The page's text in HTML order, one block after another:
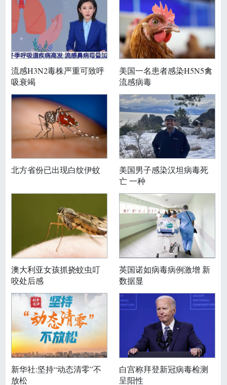
流感H3N2毒株严重可致呼
吸衰竭
美国一名患者感染H5N5禽
流感病毒
北方省份已出现白纹伊蚊
美国男子感染汉坦病毒死
亡 一种
澳大利亚女孩抓挠蚊虫叮
咬处后感
英国诺如病毒病例激增 新
数据显
新华社:坚持“动态清零”不
放松
白宫称拜登新冠病毒检测
呈阳性